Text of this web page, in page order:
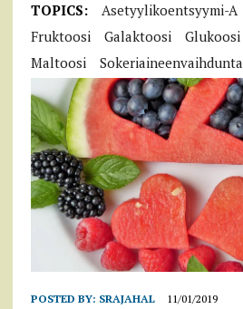
TOPICS: Asetyylikoentsyymi-A
Fruktoosi
Galaktoosi Glukoosi
Maltoosi
Sokeriaineenvaihdunta
POSTED BY: SRAJAHAL 11/01/2019